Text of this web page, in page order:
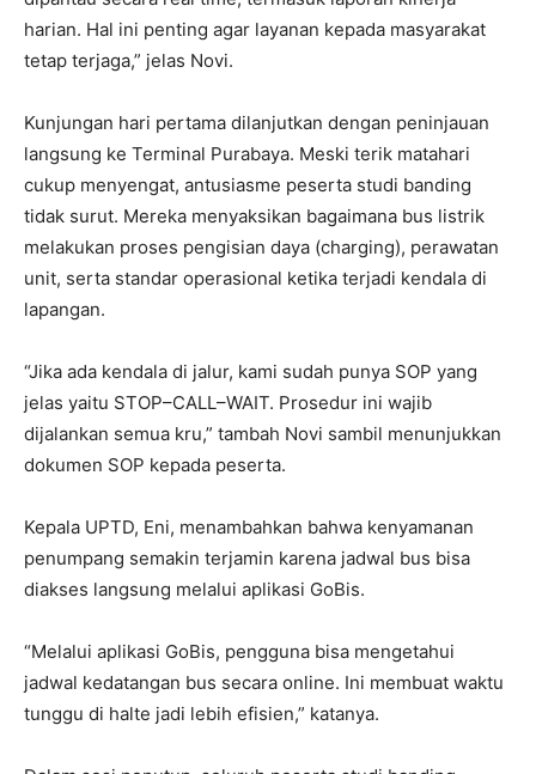
harian. Hal ini penting agar layanan kepada masyarakat
tetap terjaga,” jelas Novi.
Kunjungan hari pertama dilanjutkan dengan peninjauan
langsung ke Terminal Purabaya. Meski terik matahari
cukup menyengat, antusiasme peserta studi banding
tidak surut. Mereka menyaksikan bagaimana bus listrik
melakukan proses pengisian daya (charging), perawatan
unit, serta standar operasional ketika terjadi kendala di
lapangan.
“Jika ada kendala di jalur, kami sudah punya SOP yang
jelas yaitu STOP–CALL–WAIT. Prosedur ini wajib
dijalankan semua kru,” tambah Novi sambil menunjukkan
dokumen SOP kepada peserta.
Kepala UPTD, Eni, menambahkan bahwa kenyamanan
penumpang semakin terjamin karena jadwal bus bisa
diakses langsung melalui aplikasi GoBis.
“Melalui aplikasi GoBis, pengguna bisa mengetahui
jadwal kedatangan bus secara online. Ini membuat waktu
tunggu di halte jadi lebih efisien,” katanya.